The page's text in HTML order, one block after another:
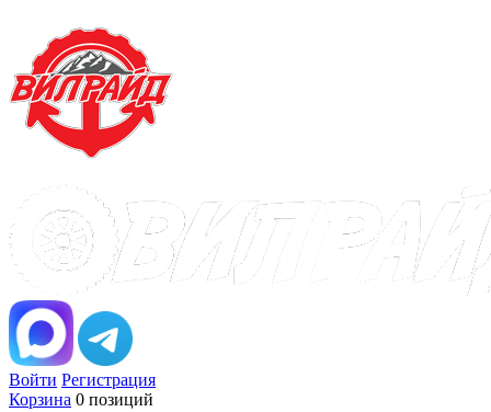
Войти Регистрация
Корзина 0 позиций